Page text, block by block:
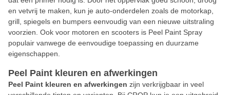
en vetvrij te maken, kun je auto-onderdelen zoals de motorkap,
grill, spiegels en bumpers eenvoudig van een nieuwe uitstraling
voorzien. Ook voor motoren en scooters is Peel Paint Spray
populair vanwege de eenvoudige toepassing en duurzame
eigenschappen.
Peel Paint kleuren en afwerkingen
Peel Paint kleuren en afwerkingen zijn verkrijgbaar in veel